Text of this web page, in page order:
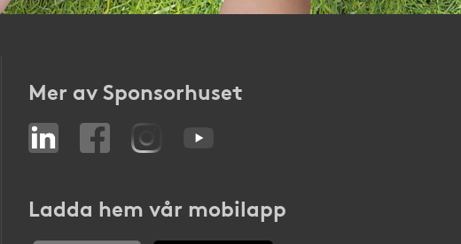
Mer av Sponsorhuset
Ladda hem vår mobilapp